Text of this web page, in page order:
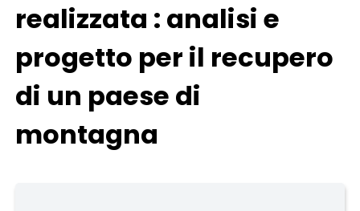
realizzata : analisi e
progetto per il recupero
di un paese di
montagna